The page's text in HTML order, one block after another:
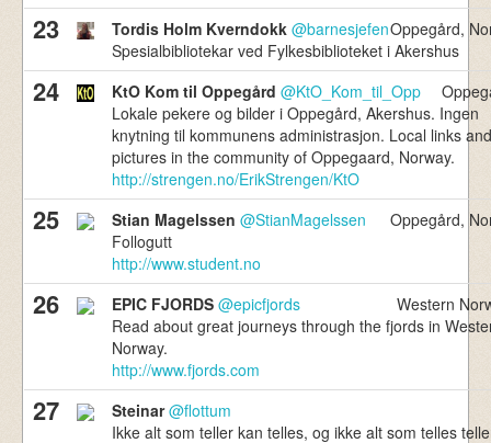
23 Tordis Holm Kverndokk @barnesjefenOppegård,
Spesialbibliotekar ved Fylkesbiblioteket i Akershus
24 KtO Kom til Oppegård @KtO_Kom_til_Opp
Lokale pekere og bilder i Oppegård, Akershus. Ingen
knytning til kommunens administrasjon. Local links and
pictures in the community of Oppegaard, Norway.
http://strengen.no/ErikStrengen/KtO
25 Stian Magelssen @StianMagelssen
Oppegård,
Follogutt
http://www.student.no
26 EPIC FJORDS @epicfjords
Western
Read about great journeys through the fjords in
Norway.
http://www.fjords.com
27 Steinar @flottum
Ikke alt som teller kan telles, og ikke alt som telles